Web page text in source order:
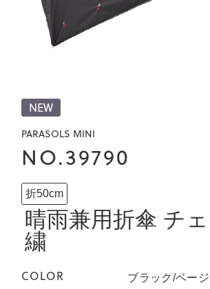
NEW
PARASOLS MINI
NO.39790
折50cm
晴雨兼用折傘 チ
繍
COLOR ブラック/ベージ